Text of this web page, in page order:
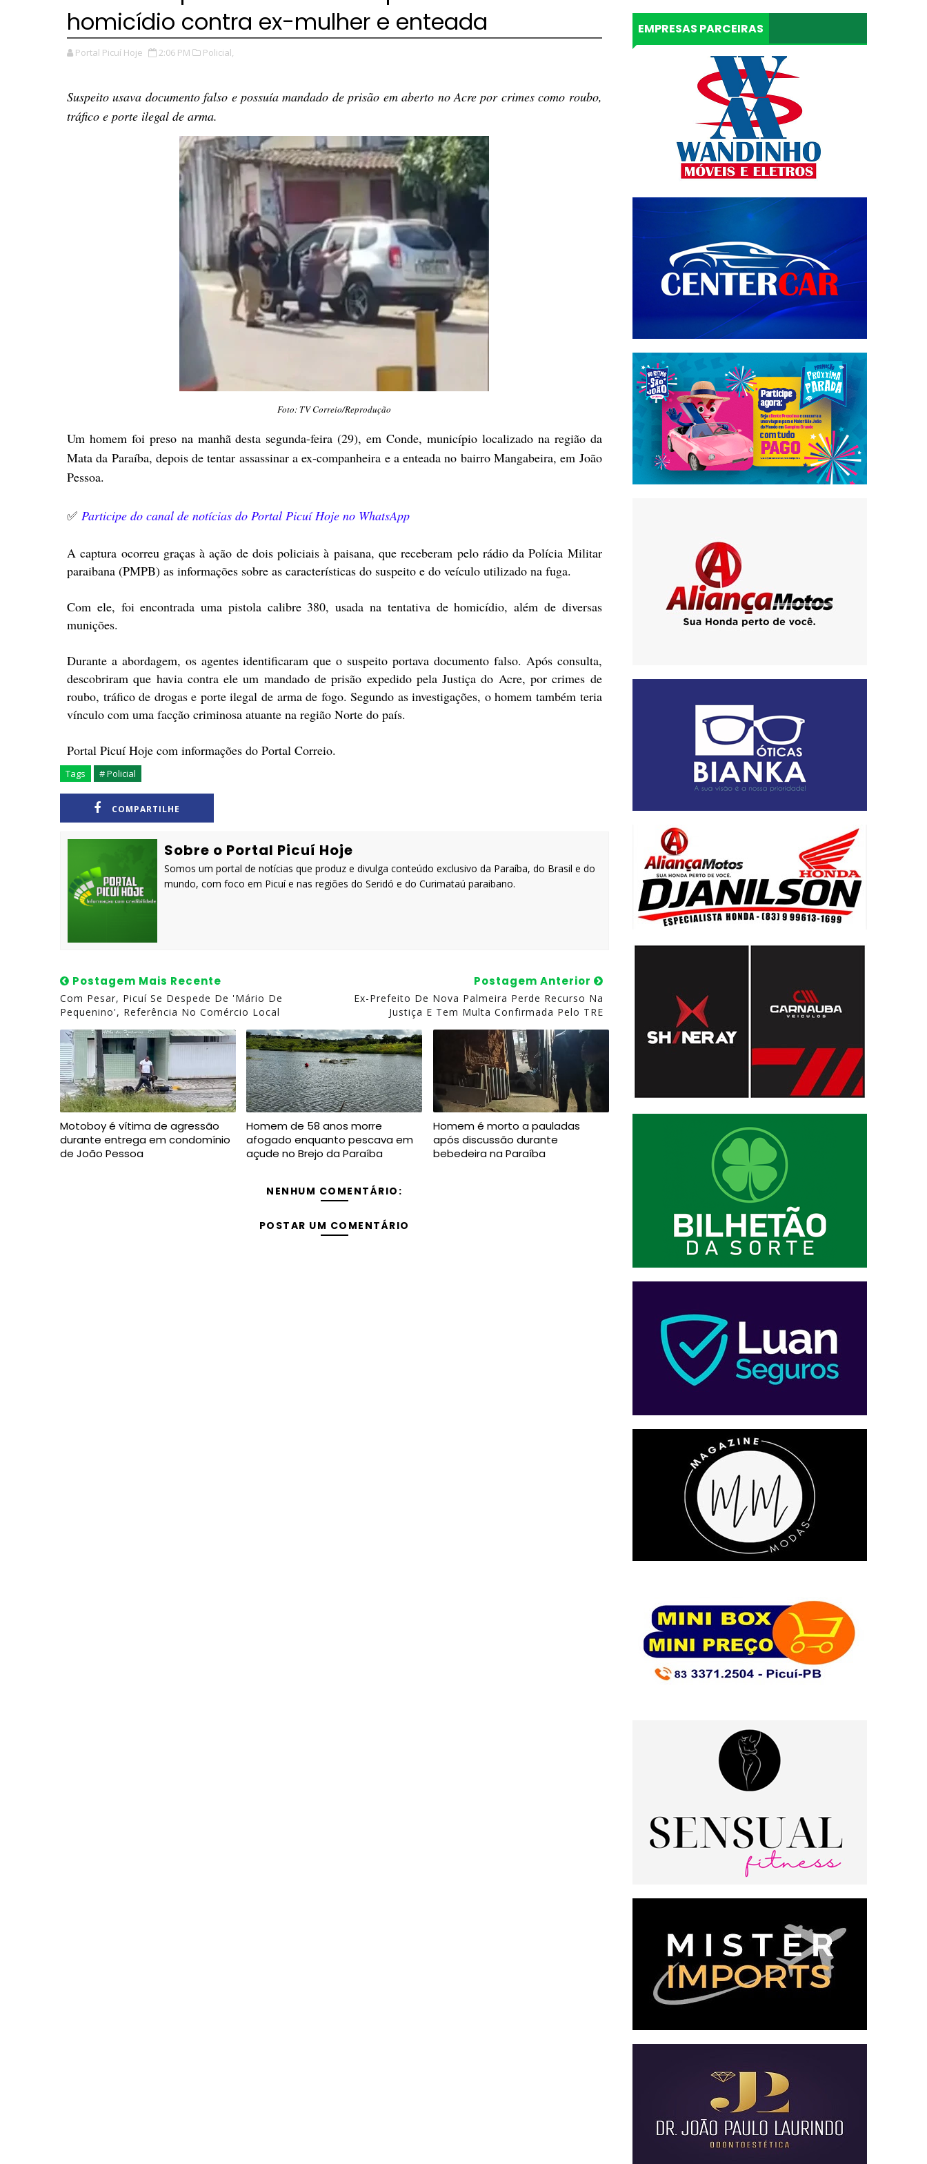
homicídio contra ex-mulher e enteada
Portal Picuí Hoje 2:06 PM Policial,
Suspeito usava documento falso e possuía mandado de prisão em aberto no Acre por crimes como roubo,
tráfico e porte ilegal de arma.
Foto: TV Correio/Reprodução
Um homem foi preso na manhã desta segunda-feira (29), em Conde, município localizado na região da
Mata da Paraíba, depois de tentar assassinar a ex-companheira e a enteada no bairro Mangabeira, em João
Pessoa.
✅ Participe do canal de notícias do Portal Picuí Hoje no WhatsApp
A captura ocorreu graças à ação de dois policiais à paisana, que receberam pelo rádio da Polícia Militar
paraibana (PMPB) as informações sobre as características do suspeito e do veículo utilizado na fuga.
Com ele, foi encontrada uma pistola calibre 380, usada na tentativa de homicídio, além de diversas
munições.
Durante a abordagem, os agentes identificaram que o suspeito portava documento falso. Após consulta,
descobriram que havia contra ele um mandado de prisão expedido pela Justiça do Acre, por crimes de
roubo, tráfico de drogas e porte ilegal de arma de fogo. Segundo as investigações, o homem também teria
vínculo com uma facção criminosa atuante na região Norte do país.
Portal Picuí Hoje com informações do Portal Correio.
Tags # Policial
COMPARTILHE
Sobre o Portal Picuí Hoje
Somos um portal de notícias que produz e divulga conteúdo exclusivo da Paraíba, do Brasil e do
mundo, com foco em Picuí e nas regiões do Seridó e do Curimataú paraibano.
Postagem Mais Recente
Com Pesar, Picuí Se Despede De 'Mário De
Pequenino', Referência No Comércio Local
Postagem Anterior
Ex-Prefeito De Nova Palmeira Perde Recurso Na
Justiça E Tem Multa Confirmada Pelo TRE
Motoboy é vítima de agressão
durante entrega em condomínio
de João Pessoa
Homem de 58 anos morre
afogado enquanto pescava em
açude no Brejo da Paraíba
Homem é morto a pauladas
após discussão durante
bebedeira na Paraíba
NENHUM COMENTÁRIO:
POSTAR UM COMENTÁRIO
EMPRESAS PARCEIRAS